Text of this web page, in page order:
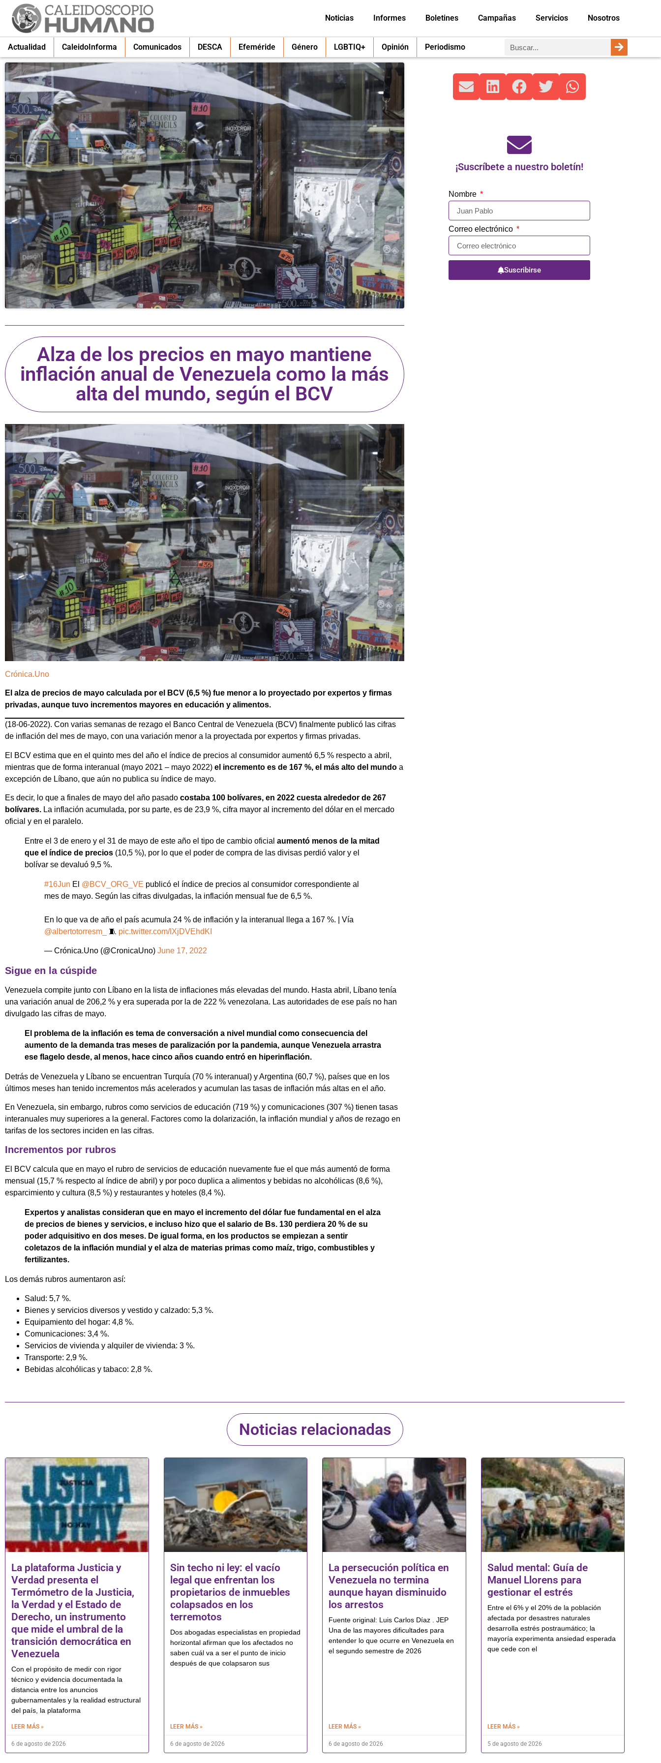
Noticias Informes Boletines Campañas Servicios Nosotros
Actualidad CaleidoInforma Comunicados DESCA Efeméride Género LGBTIQ+ Opinión Periodismo
Alza de los precios en mayo mantiene
inflación anual de Venezuela como la más
alta del mundo, según el BCV
Crónica.Uno
El alza de precios de mayo calculada por el BCV (6,5 %) fue menor a lo proyectado por expertos y firmas
privadas, aunque tuvo incrementos mayores en educación y alimentos.
(18-06-2022). Con varias semanas de rezago el Banco Central de Venezuela (BCV) finalmente publicó las cifras
de inflación del mes de mayo, con una variación menor a la proyectada por expertos y firmas privadas.
El BCV estima que en el quinto mes del año el índice de precios al consumidor aumentó 6,5 % respecto a abril,
mientras que de forma interanual (mayo 2021 – mayo 2022) el incremento es de 167 %, el más alto del mundo a
excepción de Líbano, que aún no publica su índice de mayo.
Es decir, lo que a finales de mayo del año pasado costaba 100 bolívares, en 2022 cuesta alrededor de 267
bolívares. La inflación acumulada, por su parte, es de 23,9 %, cifra mayor al incremento del dólar en el mercado
oficial y en el paralelo.
Entre el 3 de enero y el 31 de mayo de este año el tipo de cambio oficial aumentó menos de la mitad
que el índice de precios (10,5 %), por lo que el poder de compra de las divisas perdió valor y el
bolívar se devaluó 9,5 %.
#16Jun El @BCV_ORG_VE publicó el índice de precios al consumidor correspondiente al
mes de mayo. Según las cifras divulgadas, la inflación mensual fue de 6,5 %.
En lo que va de año el país acumula 24 % de inflación y la interanual llega a 167 %. | Vía
@albertotorresm_
🧵 pic.twitter.com/IXjDVEhdKI
— Crónica.Uno (@CronicaUno) June 17, 2022
Sigue en la cúspide
Venezuela compite junto con Líbano en la lista de inflaciones más elevadas del mundo. Hasta abril, Líbano tenía
una variación anual de 206,2 % y era superada por la de 222 % venezolana. Las autoridades de ese país no han
divulgado las cifras de mayo.
El problema de la inflación es tema de conversación a nivel mundial como consecuencia del
aumento de la demanda tras meses de paralización por la pandemia, aunque Venezuela arrastra
ese flagelo desde, al menos, hace cinco años cuando entró en hiperinflación.
Detrás de Venezuela y Líbano se encuentran Turquía (70 % interanual) y Argentina (60,7 %), países que en los
últimos meses han tenido incrementos más acelerados y acumulan las tasas de inflación más altas en el año.
En Venezuela, sin embargo, rubros como servicios de educación (719 %) y comunicaciones (307 %) tienen tasas
interanuales muy superiores a la general. Factores como la dolarización, la inflación mundial y años de rezago en
tarifas de los sectores inciden en las cifras.
Incrementos por rubros
El BCV calcula que en mayo el rubro de servicios de educación nuevamente fue el que más aumentó de forma
mensual (15,7 % respecto al índice de abril) y por poco duplica a alimentos y bebidas no alcohólicas (8,6 %),
esparcimiento y cultura (8,5 %) y restaurantes y hoteles (8,4 %).
Expertos y analistas consideran que en mayo el incremento del dólar fue fundamental en el alza
de precios de bienes y servicios, e incluso hizo que el salario de Bs. 130 perdiera 20 % de su
poder adquisitivo en dos meses. De igual forma, en los productos se empiezan a sentir
coletazos de la inflación mundial y el alza de materias primas como maíz, trigo, combustibles y
fertilizantes.
Los demás rubros aumentaron así:
Salud: 5,7 %.
Bienes y servicios diversos y vestido y calzado: 5,3 %.
Equipamiento del hogar: 4,8 %.
Comunicaciones: 3,4 %.
Servicios de vivienda y alquiler de vivienda: 3 %.
Transporte: 2,9 %.
Bebidas alcohólicas y tabaco: 2,8 %.
¡Suscríbete a nuestro boletín!
Nombre
Correo electrónico
Suscribirse
Noticias relacionadas
La plataforma Justicia y
Verdad presenta el
Termómetro de la Justicia,
la Verdad y el Estado de
Derecho, un instrumento
que mide el umbral de la
transición democrática en
Venezuela
Con el propósito de medir con rigor
técnico y evidencia documentada la
distancia entre los anuncios
gubernamentales y la realidad estructural
del país, la plataforma
LEER MÁS »
6 de agosto de 2026
Sin techo ni ley: el vacío
legal que enfrentan los
propietarios de inmuebles
colapsados en los
terremotos
Dos abogadas especialistas en propiedad
horizontal afirman que los afectados no
saben cuál va a ser el punto de inicio
después de que colapsaron sus
LEER MÁS »
6 de agosto de 2026
La persecución política en
Venezuela no termina
aunque hayan disminuido
los arrestos
Fuente original: Luis Carlos Díaz . JEP
Una de las mayores dificultades para
entender lo que ocurre en Venezuela en
el segundo semestre de 2026
LEER MÁS »
6 de agosto de 2026
Salud mental: Guía de
Manuel Llorens para
gestionar el estrés
Entre el 6% y el 20% de la población
afectada por desastres naturales
desarrolla estrés postraumático; la
mayoría experimenta ansiedad esperada
que cede con el
LEER MÁS »
5 de agosto de 2026